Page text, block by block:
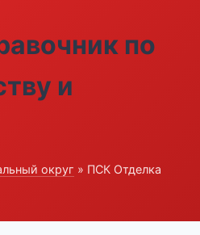
по
и
округ » ПСК Отделка